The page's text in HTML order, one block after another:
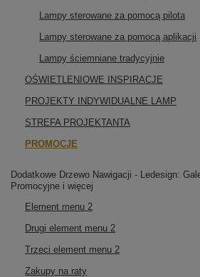
Lampy sterowane za pomocą pilota
Lampy sterowane za pomocą aplikacji
Lampy ściemniane tradycyjnie
OŚWIETLENIOWE INSPIRACJE
PROJEKTY INDYWIDUALNE LAMP
STREFA PROJEKTANTA
PROMOCJE
Dodatkowe Drzewo Nawigacji - Ledesign:
Promocyjne i więcej
Element menu 2
Drugi element menu 2
Trzeci element menu 2
Zakupy na raty